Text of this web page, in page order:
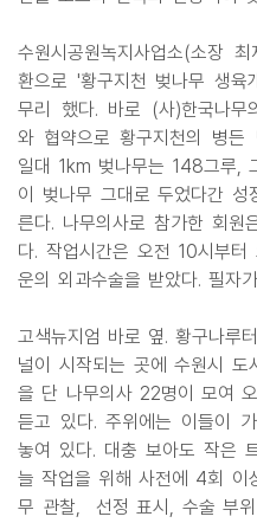
수원시공원녹지사업소(소장
환으로 '황구지천 벚나무 생
무리 했다. 바로 (사)한국나무
와 협약으로 황구지천의 병든
일대 1km 벚나무는 148그루,
이 벚나무 그대로 두었다간
른다. 나무의사로 참가한 회
다. 작업시간은 오전 10시부
운의 외과수술을 받았다. 필자
고색뉴지엄 바로 옆. 황구나루
널이 시작되는 곳에 수원시
을 단 나무의사 22명이 모여
듣고 있다. 주위에는 이들이
놓여 있다. 대충 보아도 작은
늘 작업을 위해 사전에 4회 이
무 관찰, 선정 표시, 수술 부